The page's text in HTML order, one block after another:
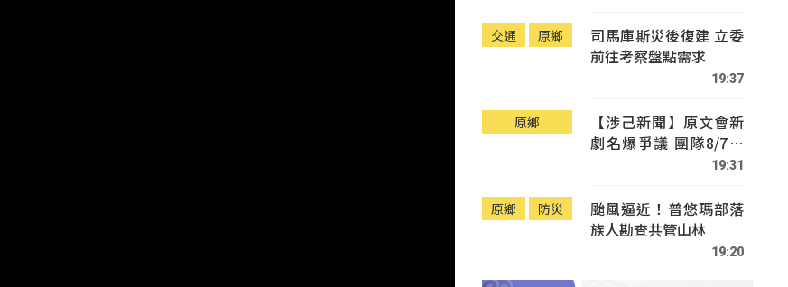
交通 原鄉
司馬庫斯災後復建 立委
前往考察盤點需求
19:37
原鄉
【涉己新聞】原文會新
劇名爆爭議 團隊8/7赴
19:31
原鄉 防災
颱風逼近！普悠瑪部落
族人勘查共管山林
19:20